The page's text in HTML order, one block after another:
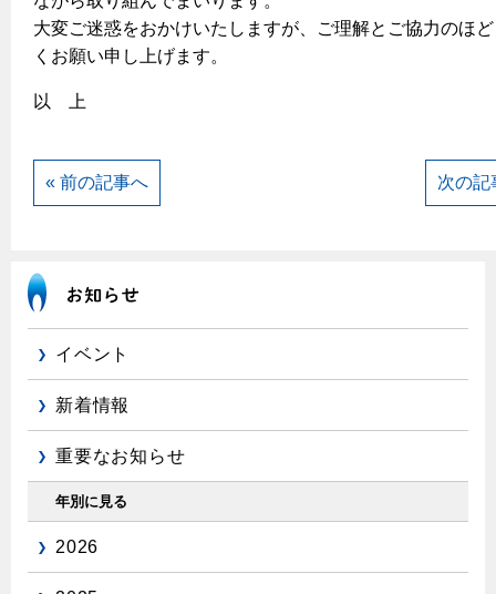
大変ご迷惑をおかけいたしますが、ご理解とご協力のほ
くお願い申し上げます。
以 上
« 前の記事へ 次の記
イベント
新着情報
重要なお知らせ
年別に見る
2026